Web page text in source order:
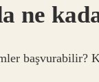
ne
başvurabilir?